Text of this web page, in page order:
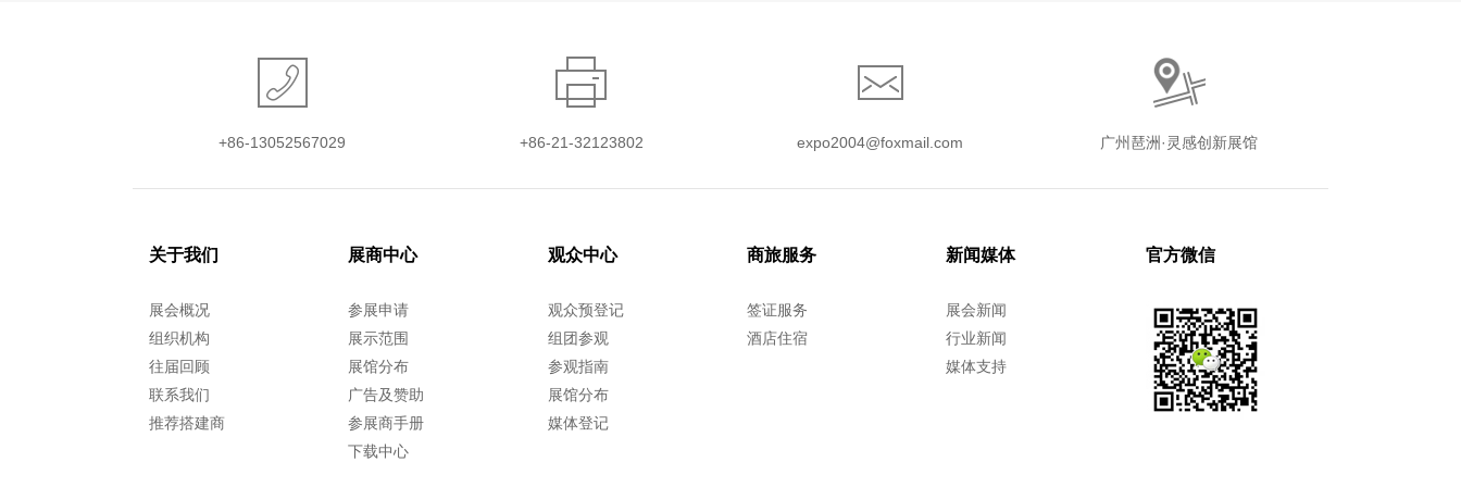
+86-13052567029 +86-21-32123802 expo2004@foxmail.com 广州琶洲·灵感创新展馆
关于我们
展会概况
组织机构
往届回顾
联系我们
推荐搭建商
展商中心
参展申请
展示范围
展馆分布
广告及赞助
参展商手册
下载中心
观众中心
观众预登记
组团参观
参观指南
展馆分布
媒体登记
商旅服务
签证服务
酒店住宿
新闻媒体
展会新闻
行业新闻
媒体支持
官方微信